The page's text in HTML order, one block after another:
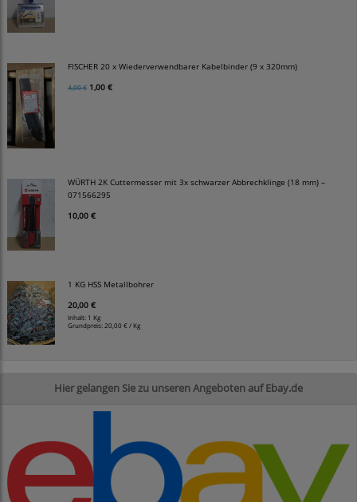
FISCHER 20 x Wiederverwendbarer Kabelbinder (9 x 320mm)
4,00 € 1,00 €
WÜRTH 2K Cuttermesser mit 3x schwarzer Abbrechklinge (18 mm) –
071566295
10,00 €
1 KG HSS Metallbohrer
20,00 €
Inhalt: 1 Kg
Grundpreis: 20,00 € / Kg
Hier gelangen Sie zu unseren Angeboten auf Ebay.de